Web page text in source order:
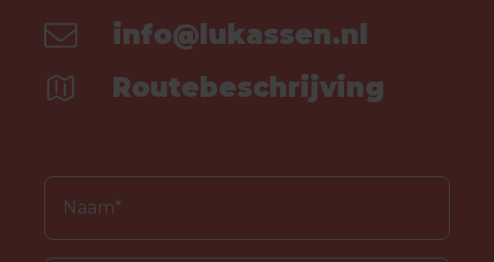
info@lukassen.nl
Routebeschrijving